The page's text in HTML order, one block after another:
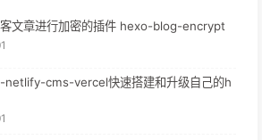
文章进行加密的插件 hexo-blog-encrypt
netlify-cms-vercel快速搭建和升级自己的h